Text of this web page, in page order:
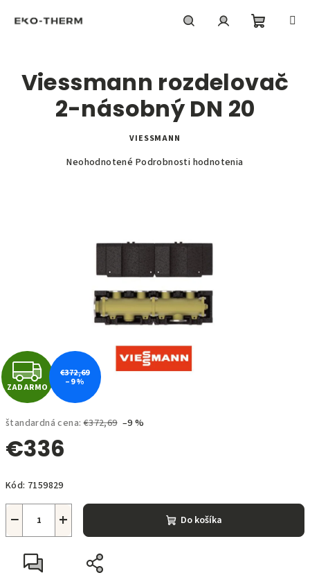
košík
štandardná cena: €372,69 –9 %
€336
cena:
Kód: 7159829
+
− Do košíka
Viessmann rozdelovač
2-násobný DN 20
VIESSMANN
Priemerné
Neohodnotené Podrobnosti hodnotenia
Z
A
D
A
R
M
O
ZADARMO
€372,69
–9 %